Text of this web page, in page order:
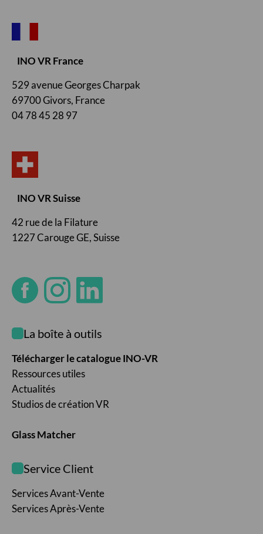
INO VR France
529 avenue Georges Charpak
69700 Givors, France
04 78 45 28 97
INO VR Suisse
42 rue de la Filature
1227 Carouge GE, Suisse
La boîte à outils
Télécharger le catalogue INO-VR
Ressources utiles
Actualités
Studios de création VR
Glass Matcher
Service Client
Services Avant-Vente
Services Après-Vente